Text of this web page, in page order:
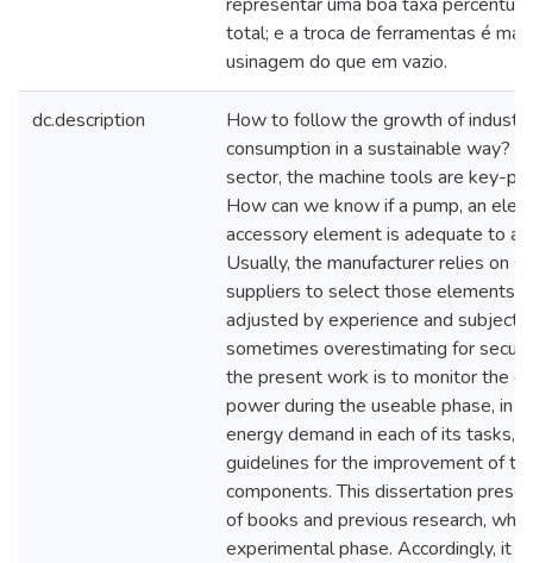
total; e a troca de ferramentas é
usinagem do que em vazio.
dc.description
How to follow the growth of
consumption in a sustainable way?
sector, the machine tools are key-
How can we know if a pump, an
accessory element is adequate to a
Usually, the manufacturer relies on
suppliers to select those elements,
adjusted by experience and
sometimes overestimating for
the present work is to monitor the
power during the useable phase, in
energy demand in each of its tasks,
guidelines for the improvement of
components. This dissertation
of books and previous research,
experimental phase. Accordingly, it